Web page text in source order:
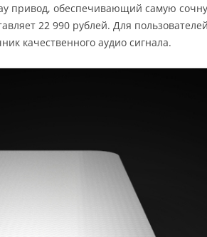
привод, обеспечивающий самую
22 990 рублей. Для
качественного аудио сигнала.